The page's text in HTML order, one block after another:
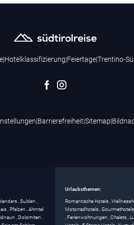
|Hotelklassifizierung|Feiertage|Trentino-
|Barrierefreiheit|Sitemap|
,Sulden ,
, Pfalzen ,Ahrntal
, Dolomiten ,
Urlaubsthemen:
Romantische Hotels,
Motorradhotels,Gourmethotels
, Ferienwohnungen ,Chalets,